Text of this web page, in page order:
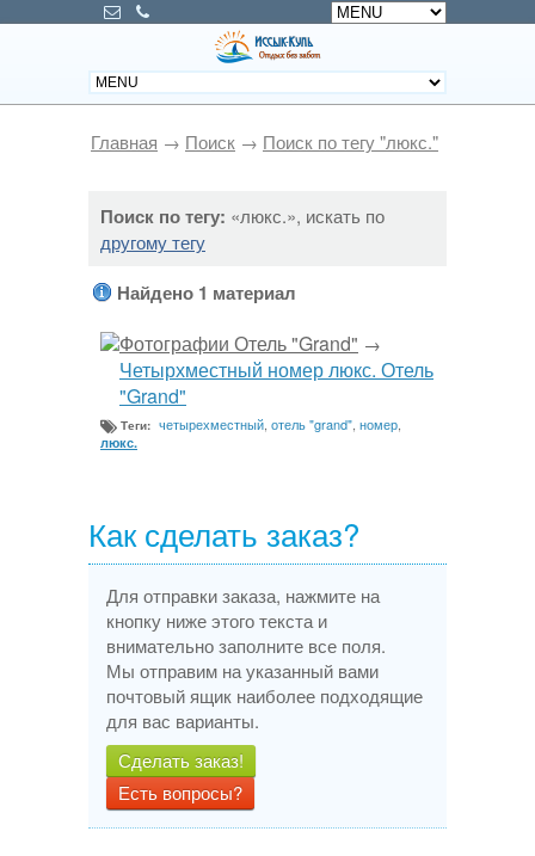
Главная → Поиск → Поиск по тегу "люкс."
Поиск по тегу: «люкс.», искать по
другому тегу
Найдено 1 материал
Фотографии Отель "Grand" →
Четырхместный номер люкс. Отель
"Grand"
Теги: четырехместный отель "grand" номер
люкс.
Как сделать заказ?
Для отправки заказа, нажмите на
кнопку ниже этого текста и
внимательно заполните все поля.
Мы отправим на указанный вами
почтовый ящик наиболее подходящие
для вас варианты.
Сделать заказ!
Есть вопросы?